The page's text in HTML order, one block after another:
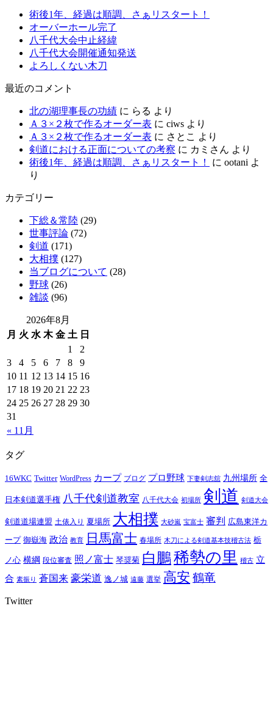
術後1年、経過は順調、さぁリスタート！
オーバーホール完了
八千代大会中止経緯
八千代大会開催通知発送
よろしくない木刀
最近のコメント
北の湖理事長の功績 に らる より
Ａ３×２枚で作るオーダー表 に ciws より
Ａ３×２枚で作るオーダー表 に さとこ より
剣道における正面についての考察 に カミさん より
術後1年、経過は順調、さぁリスタート！
に ootani よ
り
カテゴリー
下総＆常陸 (29)
世事評論 (72)
剣道 (171)
大相撲 (127)
当ブログについて (28)
野球 (26)
雑談 (96)
2026年8月
月 火 水 木 金 土 日
« 11月
1
2
3
4 5 6 7 8
9
10 11 12 13 14 15 16
17 18 19 20 21 22 23
24 25 26 27 28 29 30
31
タグ
16WKC Twitter WordPress カープ ブログ プロ野球 下妻剣志舘 九州場所 全
日本剣道選手権 八千代剣道教室 八千代大会 初場所 剣道 剣道大会
剣道道場連盟 土俵入り 夏場所 大相撲 大砂嵐 宝富士 審判 広島東洋カ
ープ 御嶽海 政治 教育 日馬富士 春場所 木刀による剣道基本技稽古法 栃
ノ心 横綱 段位審査 照ノ富士 琴奨菊 白鵬稀勢の里 稽古 立
合 素振り 蒼国来 豪栄道 逸ノ城 遠藤 選挙 高安 鶴竜
Twitter